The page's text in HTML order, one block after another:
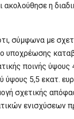
ακολούθησε η
σύμφωνα με
υποχρέωσης
ποινής
ύψους 5,5 εκατ.
σχετικής
ενισχύσεων